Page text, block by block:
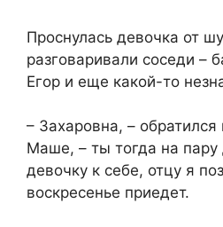
Проснулась девочка от
разговаривали соседи –
Егор и еще какой-то
– Захаровна, –
Маше, – ты тогда на пару
девочку к себе, отцу я
воскресенье приедет.